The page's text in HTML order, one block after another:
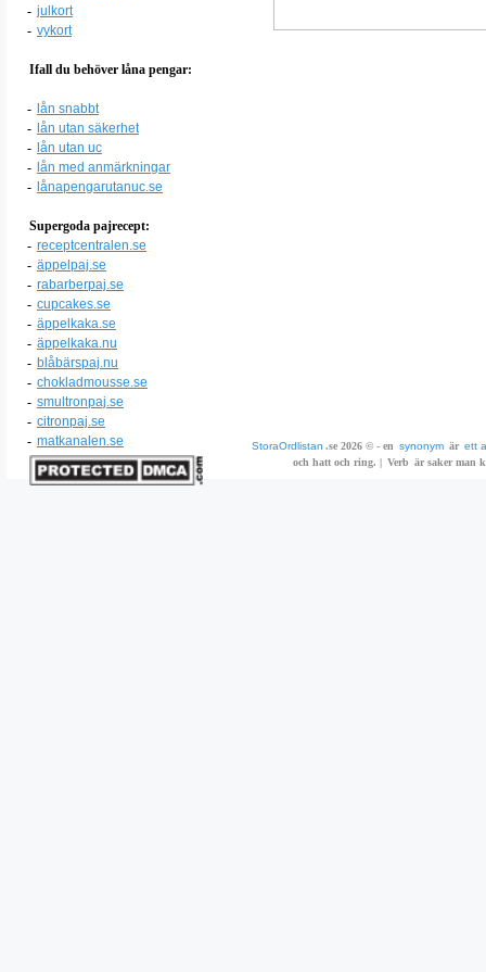
- julkort
- vykort
Ifall du behöver låna pengar:
- lån snabbt
- lån utan säkerhet
- lån utan uc
- lån med anmärkningar
- lånapengarutanuc.se
Supergoda pajrecept:
- receptcentralen.se
- äppelpaj.se
- rabarberpaj.se
- cupcakes.se
- äppelkaka.se
- äppelkaka.nu
- blåbärspaj.nu
- chokladmousse.se
- smultronpaj.se
- citronpaj.se
- matkanalen.se StoraOrdlistan .se 2026 © - en synonym är ett
och hatt och ring. | Verb är saker man